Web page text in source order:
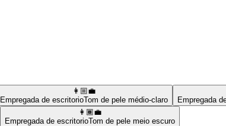
👩🏼‍💼
Empregada de escritorioTom de pele médio-claro
Empregada
👩🏾‍💼
Empregada de escritorioTom de pele meio escuro